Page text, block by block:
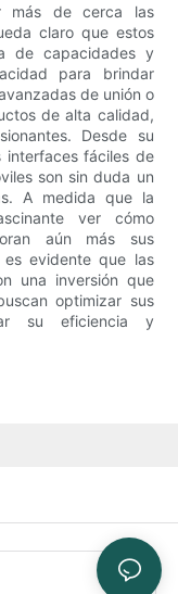
más de cerca las
claro que estos
de capacidades y
para brindar
de unión o
de alta calidad,
Desde su
interfaces fáciles de
son sin duda un
A medida que la
ver cómo
aún más sus
evidente que las
una inversión que
optimizar sus
su eficiencia y